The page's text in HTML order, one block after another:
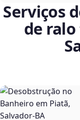
Serviços
de